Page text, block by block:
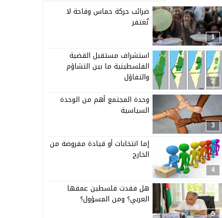
1
ضرائب حركة حماس وقاحة لا
تُغتفر
2
استشراف مستقبل القضية
الفلسطينية ما بين التشاؤم
والتفاؤل
3
وحدة المجتمع أهم من الوحدة
السياسية
4
إما انتخابات أو قيادة مفروضة من
الخارج
5
هل فقدت فلسطين عمقها
العربي؟ ومن المسؤول؟